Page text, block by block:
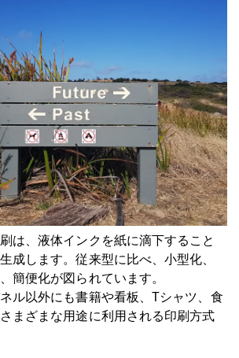
は、液体インクを紙に滴下すること
成します。従来型に比べ、小型化、
簡便化が図られています。
ル以外にも書籍や看板、Tシャツ、食
まざまな用途に利用される印刷方式